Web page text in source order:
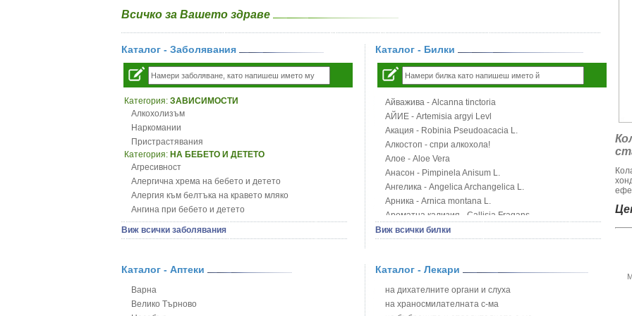
Всичко за Вашето здраве
Каталог - Заболявания
Категория: ЗАВИСИМОСТИ
Алкохолизъм
Наркомании
Пристрастявания
Категория: НА БЕБЕТО И ДЕТЕТО
Агресивност
Алергична хрема на бебето и детето
Алергия към белтъка на кравето мляко
Ангина при бебето и детето
Анемия при бебето и детето
Апетит - пълни деца
Безапетитие при бебето и детето
Бронхит и пневмония при деца
Варицела
Виж всички заболявания
Каталог - Билки
Айважива - Alcanna tinctoria
АЙИЕ - Artemisia argyi Levl
Акация - Robinia Pseudoacacia L.
Алкостоп - спри алкохола!
Алое - Aloe Vera
Анасон - Pimpinela Anisum L.
Ангелика - Angelica Archangelica L.
Арника - Arnica montana L.
Ароматна кализия - Callisia Fragans
Арония - Sorbus melanocorpa
Блатен аир - Acorus calamus L.
Блатен тъжник - Spirea ulmaria L.
Блян
Бобови шушулки - Phaseolus Vulgaris L.
Виж всички билки
Каталог - Аптеки
Варна
Велико Търново
Каталог - Лекари
на дихателните органи и слуха
на храносмилателната с-ма